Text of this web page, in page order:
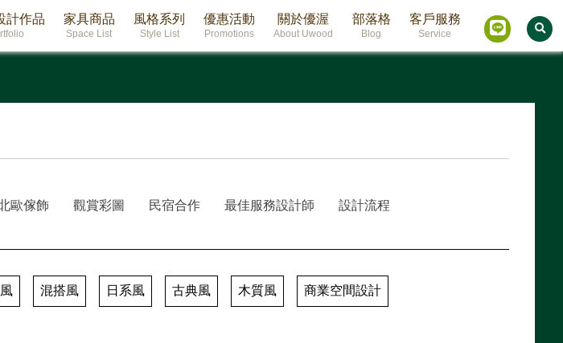
計作品 家具商品
Space List
風格系列
Style List
優惠活動
Promotions
關於優渥
About Uwood
部落格
Blog
客戶服務
Service
歐傢飾 觀賞彩圖 民宿合作 最佳服務設計師 設計流程
混搭風 日系風 古典風 木質風 商業空間設計